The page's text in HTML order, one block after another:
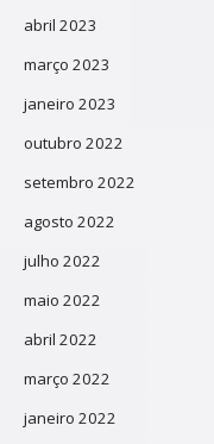
abril 2023
março 2023
janeiro 2023
outubro 2022
setembro 2022
agosto 2022
julho 2022
maio 2022
abril 2022
março 2022
janeiro 2022